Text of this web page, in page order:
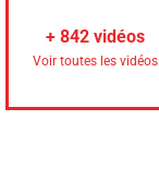
+ 842 vidéos
Voir toutes les vidéos